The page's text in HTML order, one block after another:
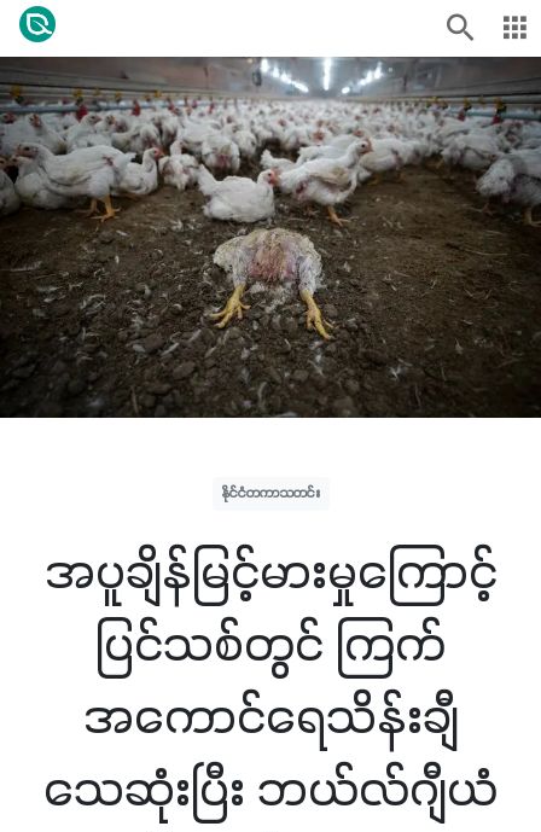
နိုင်ငံတကာသတင်း
အပူချိန်မြင့်မားမှုကြောင့်
ပြင်သစ်တွင် ကြက်
အကောင်ရေသိန်းချီ
သေဆုံးပြီး ဘယ်လ်ဂျီယံ